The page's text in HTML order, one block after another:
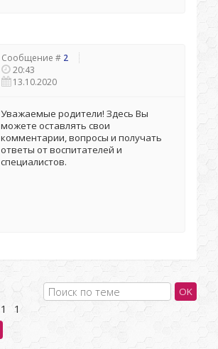
Сообщение # 2
20:43
13.10.2020
Уважаемые родители! Здесь Вы
можете оставлять свои
комментарии, вопросы и получать
ответы от воспитателей и
специалистов.
1 1